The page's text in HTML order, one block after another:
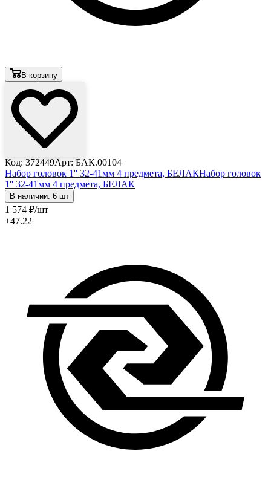
В корзину
Код: 372449Арт: БАК.00104
Набор головок 1'' 32-41мм 4 предмета, БЕЛАКНабор головок
1'' 32-41мм 4 предмета, БЕЛАК
В наличии: 6 шт
1 574 ₽/шт
+47.22